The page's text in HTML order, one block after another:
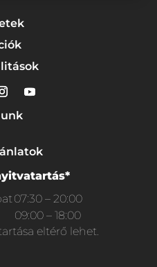
07:30 – 20:00
09:00 – 18:00
eltérő lehet.